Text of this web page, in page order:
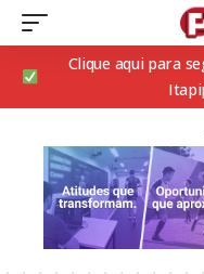
Clique aqui para